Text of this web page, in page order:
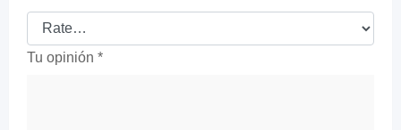
Tu opinión *